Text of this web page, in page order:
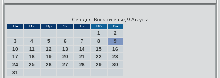
Сегодня: Воскресенье, 9 Августа
Пн Вт Ср Чт Пт Сб Вс
1
2
3
4 5 6 7 8
9
10
11 12 13 14 15
16
17
18 19 20 21 22
23
24
25 26 27 28 29
30
31